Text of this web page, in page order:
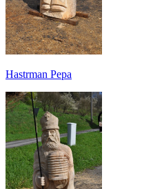
Hastrman Pepa